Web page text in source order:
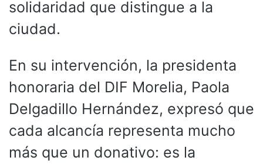
solidaridad que distingue a la
ciudad.
En su intervención, la presidenta
honoraria del DIF Morelia, Paola
Delgadillo Hernández, expresó que
cada alcancía representa mucho
más que un donativo: es la